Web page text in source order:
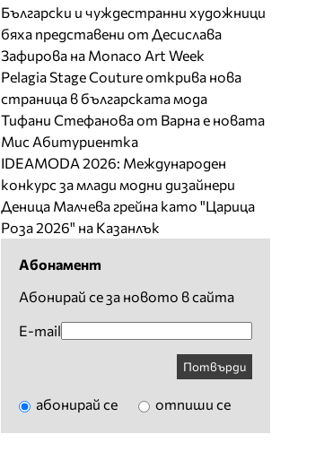
Български и чуждестранни художници
бяха представени от Десислава
Зафирова на Monaco Art Week
Pelagia Stage Couture открива нова
страница в българската мода
Тифани Стефанова от Варна е новата
Мис Абитуриентка
IDEAMODA 2026: Международен
конкурс за млади модни дизайнери
Деница Малчева грейна като "Царица
Роза 2026" на Казанлък
Абонамент
Абонирай се за новото в сайта
E-mail
Потвърди
абонирай се отпиши се